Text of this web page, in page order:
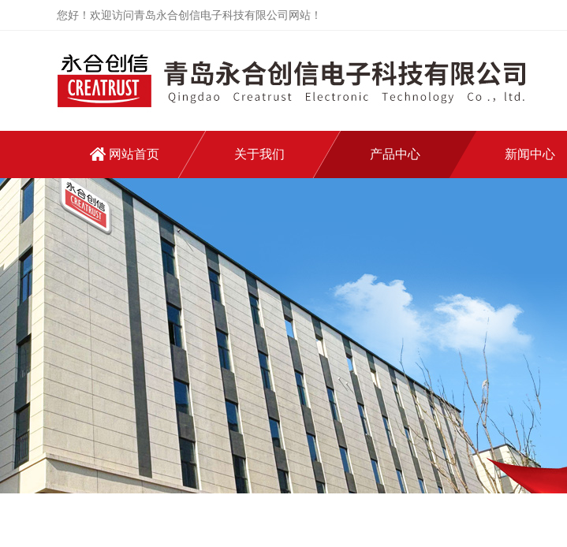
您好！欢迎访问青岛永合创信电子科技有限公司网站！
网站首页 关于我们 产品中心 新闻中心